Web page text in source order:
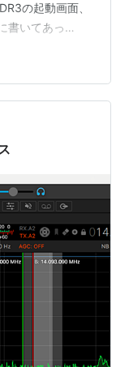
の起動画面、
書いてあっ
すが、macに
アプリなので
に入れ替えて
？ 試しに